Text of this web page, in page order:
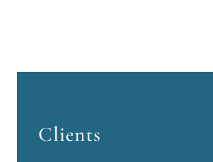
Clients